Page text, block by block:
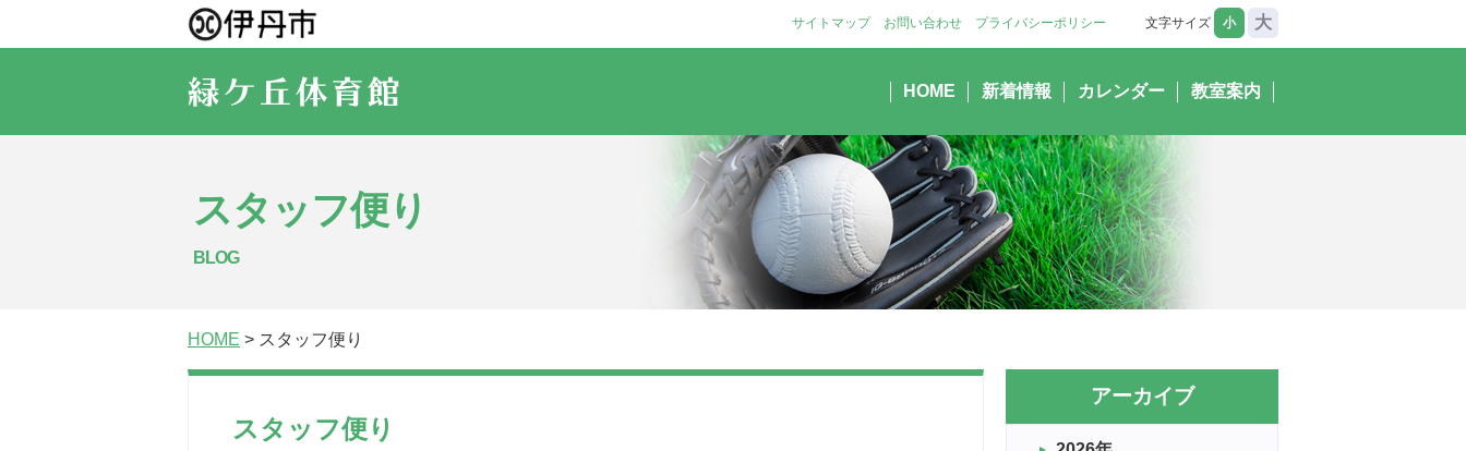
サイトマップ お問い合わせ プライバシーポリシー
HOME 新着情報 カレンダー 教室案内
文字サイズ 小 大
スタッフ便り
BLOG
HOME > スタッフ便り
スタッフ便り
アーカイブ